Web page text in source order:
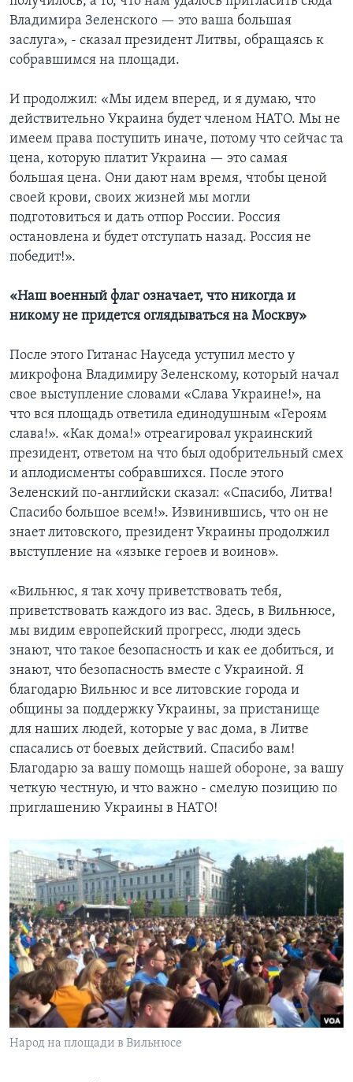
Владимира Зеленского — это ваша большая
заслуга», - сказал президент Литвы, обращаясь к
собравшимся на площади.
И продолжил: «Мы идем вперед, и я думаю, что
действительно Украина будет членом НАТО. Мы не
имеем права поступить иначе, потому что сейчас та
цена, которую платит Украина — это самая
большая цена. Они дают нам время, чтобы ценой
своей крови, своих жизней мы могли
подготовиться и дать отпор России. Россия
остановлена и будет отступать назад. Россия не
победит!».
«Наш военный флаг означает, что никогда и
никому не придется оглядываться на Москву»
После этого Гитанас Науседа уступил место у
микрофона Владимиру Зеленскому, который начал
свое выступление словами «Слава Украине!», на
что вся площадь ответила единодушным «Героям
слава!». «Как дома!» отреагировал украинский
президент, ответом на что был одобрительный смех
и аплодисменты собравшихся. После этого
Зеленский по-английски сказал: «Спасибо, Литва!
Спасибо большое всем!». Извинившись, что он не
знает литовского, президент Украины продолжил
выступление на «языке героев и воинов».
«Вильнюс, я так хочу приветствовать тебя,
приветствовать каждого из вас. Здесь, в Вильнюсе,
мы видим европейский прогресс, люди здесь
знают, что такое безопасность и как ее добиться, и
знают, что безопасность вместе с Украиной. Я
благодарю Вильнюс и все литовские города и
общины за поддержку Украины, за пристанище
для наших людей, которые у вас дома, в Литве
спасались от боевых действий. Спасибо вам!
Благодарю за вашу помощь нашей обороне, за вашу
четкую честную, и что важно - смелую позицию по
приглашению Украины в НАТО!
Народ на площади в Вильнюсе